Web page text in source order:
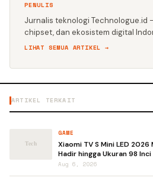
PENULIS
Jurnalis teknologi Technologue.id
chipset, dan ekosistem digital
LIHAT SEMUA ARTIKEL →
ARTIKEL TERKAIT
GAME
Xiaomi TV S Mini LED
Hadir hingga Ukuran 98 Inci
Aug 6, 2026